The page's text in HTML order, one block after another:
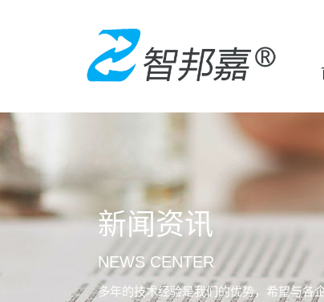
新闻资讯
NEWS CENTER
多年的技术经验是我们的优势，希望与各